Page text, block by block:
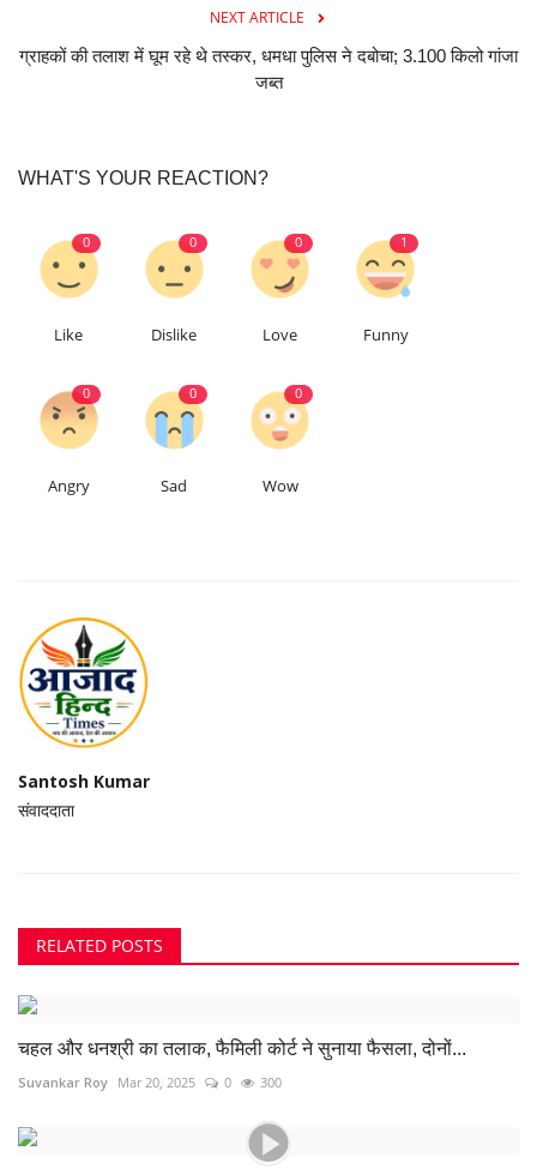
NEXT ARTICLE
ग्राहकों की तलाश में घूम रहे थे तस्कर, धमधा पुलिस ने दबोचा; 3.100 किलो गांजा
जब्त
WHAT'S YOUR REACTION?
0
Like
0
Dislike
0
Love
1
Funny
0
Angry
0
Sad
0
Wow
Santosh Kumar
संवाददाता
RELATED POSTS
चहल और धनश्री का तलाक, फैमिली कोर्ट ने सुनाया फैसला, दोनों...
Suvankar Roy Mar 20, 2025 0 300